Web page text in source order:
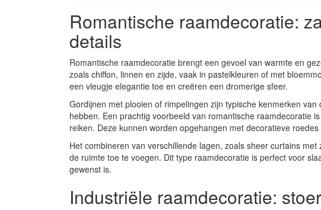
Romantische raamdecoratie:
details
Romantische raamdecoratie brengt een gevoel van warmte en
zoals chiffon, linnen en zijde, vaak in pastelkleuren of met
een vleugje elegantie toe en creëren een dromerige sfeer.
Gordijnen met plooien of rimpelingen zijn typische kenmerken
hebben. Een prachtig voorbeeld van romantische raamdecoratie
reiken. Deze kunnen worden opgehangen met decoratieve
Het combineren van verschillende lagen, zoals sheer curtains
de ruimte toe te voegen. Dit type raamdecoratie is perfect voor
gewenst is.
Industriële raamdecoratie: